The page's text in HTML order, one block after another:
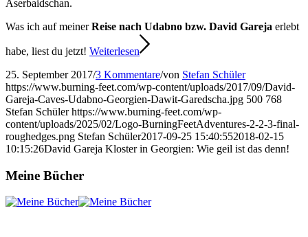
Aserbaidschan.
Was ich auf meinerReise nach Udabno bzw. David Gareja erlebt
habe, liest du jetzt! Weiterlesen
25. September 2017/3 Kommentare/von Stefan Schüler
https://www.burning-feet.com/wp-content/uploads/2017/09/David-
Gareja-Caves-Udabno-Georgien-Dawit-Garedscha.jpg 500 768
Stefan Schüler https://www.burning-feet.com/wp-
content/uploads/2025/02/Logo-BurningFeetAdventures-2-2-3-final-
roughedges.png Stefan Schüler2017-09-25 15:40:552018-02-15
10:15:26David Gareja Kloster in Georgien: Wie geil ist das denn!
Meine Bücher